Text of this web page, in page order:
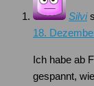
Silvi
18.
Ich habe ab
gespannt,